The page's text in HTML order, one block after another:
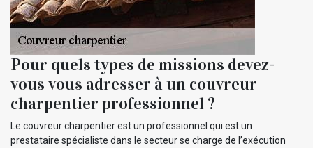
Pour quels types de missions devez-
vous vous adresser à un couvreur
charpentier professionnel ?
Le couvreur charpentier est un professionnel qui est un
prestataire spécialiste dans le secteur se charge de l’exécution